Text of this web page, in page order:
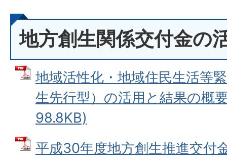
地方創生関係交付金の
地域活性化・地域住民生活等
生先行型）の活用と結果の概
98.8KB)
平成30年度地方創生推進交付